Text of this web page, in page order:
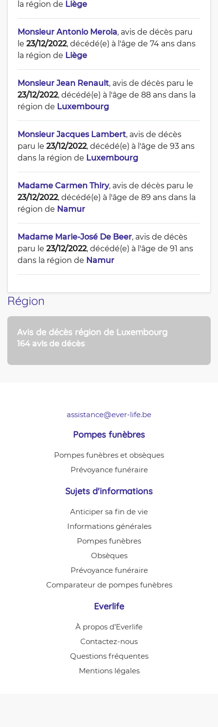
la région de Liège
Monsieur Antonio Merola, avis de décès paru
le 23/12/2022, décédé(e) à l'âge de 74 ans dans
la région de Liège
Monsieur Jean Renault, avis de décès paru le
23/12/2022, décédé(e) à l'âge de 88 ans dans la
région de Luxembourg
Monsieur Jacques Lambert, avis de décès
paru le 23/12/2022, décédé(e) à l'âge de 93 ans
dans la région de Luxembourg
Madame Carmen Thiry, avis de décès paru le
23/12/2022, décédé(e) à l'âge de 89 ans dans la
région de Namur
Madame Marie-José De Beer, avis de décès
paru le 23/12/2022, décédé(e) à l'âge de 91 ans
dans la région de Namur
Région
Avis de décès région de Luxembourg
164 avis de décès
assistance@ever-life.be
Pompes funèbres
Pompes funèbres et obsèques
Prévoyance funéraire
Sujets d'informations
Anticiper sa fin de vie
Informations générales
Pompes funèbres
Obsèques
Prévoyance funéraire
Comparateur de pompes funèbres
Everlife
À propos d’Everlife
Contactez-nous
Questions fréquentes
Mentions légales